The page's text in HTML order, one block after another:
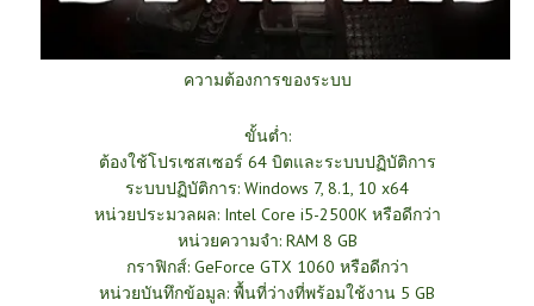
ความต้องการของระบบ
ขั้นต่ำ:
ต้องใช้โปรเซสเซอร์ 64 บิตและระบบปฏิบัติการ
ระบบปฏิบัติการ: Windows 7, 8.1, 10 x64
หน่วยประมวลผล: Intel Core i5-2500K หรือดีกว่า
หน่วยความจำ: RAM 8 GB
กราฟิกส์: GeForce GTX 1060 หรือดีกว่า
หน่วยบันทึกข้อมูล: พื้นที่ว่างที่พร้อมใช้งาน 5 GB